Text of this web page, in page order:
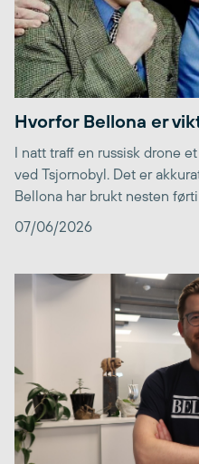
Hvorfor Bellona er
I natt traff en russisk drone
ved Tsjornobyl. Det er
Bellona har brukt nesten førti
07/06/2026